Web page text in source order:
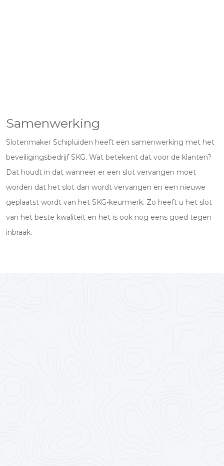
Samenwerking
Slotenmaker Schipluiden heeft een samenwerking met het
beveiligingsbedrijf SKG. Wat betekent dat voor de klanten?
Dat houdt in dat wanneer er een slot vervangen moet
worden dat het slot dan wordt vervangen en een nieuwe
geplaatst wordt van het SKG-keurmerk. Zo heeft u het slot
van het beste kwaliteit en het is ook nog eens goed tegen
inbraak.